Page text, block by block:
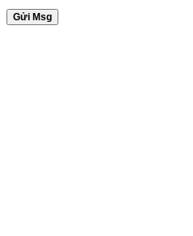
Gửi Msg